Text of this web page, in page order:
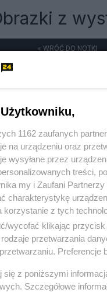
z
« WRÓĆ DO NOTKI
Polityka
Rosja
1162 zaufanych
na urządzeniu oraz
wysyłane przez
treści,
my i Zaufani
charakterystykę
korzystanie z tych
wycofać klikając
przetwarzania
Preferencje
się z poniższymi
Szczegółowe